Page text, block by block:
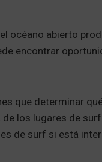
océano abierto
encontrar
que determinar
los lugares de
de surf si está